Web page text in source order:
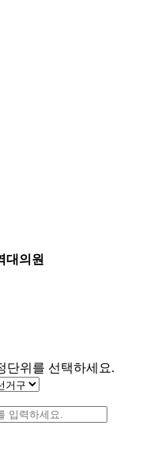
대의원
단위를 선택하세요.